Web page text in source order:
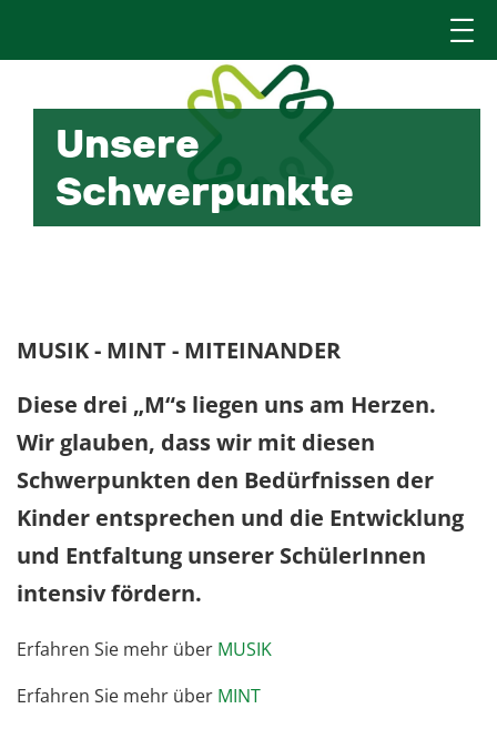
Unsere
Schwerpunkte
MUSIK - MINT - MITEINANDER
Diese drei „M“s liegen uns am Herzen.
Wir glauben, dass wir mit diesen
Schwerpunkten den Bedürfnissen der
Kinder entsprechen und die Entwicklung
und Entfaltung unserer SchülerInnen
intensiv fördern.
Erfahren Sie mehr über MUSIK
Erfahren Sie mehr über MINT